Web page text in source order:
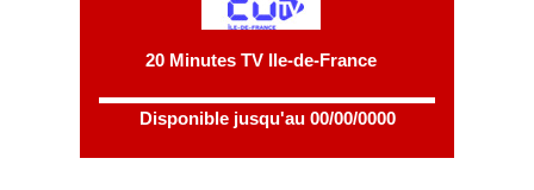
20 Minutes TV Ile-de-France
Disponible jusqu'au 00/00/0000